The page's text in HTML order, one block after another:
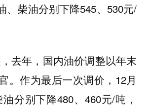
、柴油分别下降545、530元/
去年，国内油价调整以年末
。作为最后一次调价，12月
分别下降480、460元/吨，